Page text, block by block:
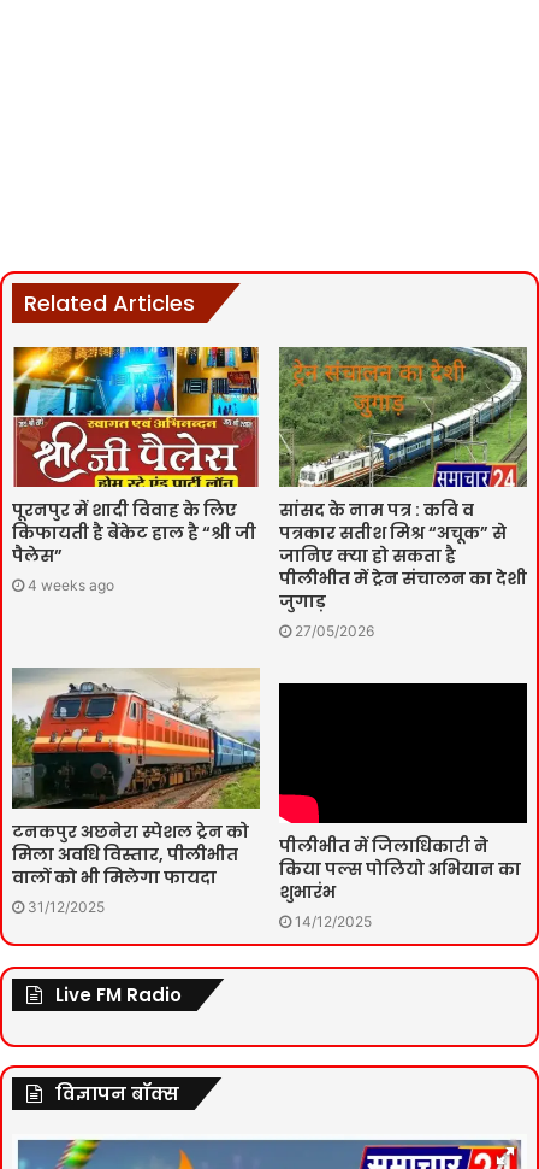
Related Articles
पूरनपुर में शादी विवाह के लिए
किफायती है बैंकेट हाल है “श्री जी
पैलेस”
4 weeks ago
सांसद के नाम पत्र : कवि व
पत्रकार सतीश मिश्र “अचूक” से
जानिए क्या हो सकता है
पीलीभीत में ट्रेन संचालन का देशी
जुगाड़
27/05/2026
टनकपुर अछनेरा स्पेशल ट्रेन को
मिला अवधि विस्तार, पीलीभीत
वालों को भी मिलेगा फायदा
31/12/2025
पीलीभीत में जिलाधिकारी ने
किया पल्स पोलियो अभियान का
शुभारंभ
14/12/2025
Live FM Radio
विज्ञापन बॉक्स